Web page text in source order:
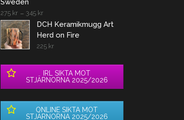
Sweden
275 kr– 345 kr
DCH Keramikmugg Art
Herd on Fire
225 kr
IRL SIKTA MOT
STJÄRNORNA 2025/2026
ONLINE SIKTA MOT
STJÄRNORNA 2025/2026